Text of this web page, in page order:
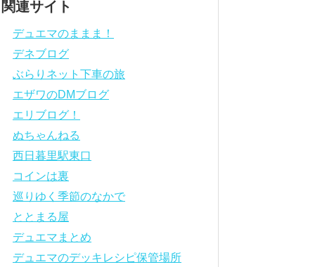
関連サイト
デュエマのままま！
デネブログ
ぶらりネット下車の旅
エザワのDMブログ
エリブログ！
ぬちゃんねる
西日暮里駅東口
コインは裏
巡りゆく季節のなかで
ととまる屋
デュエマまとめ
デュエマのデッキレシピ保管場所